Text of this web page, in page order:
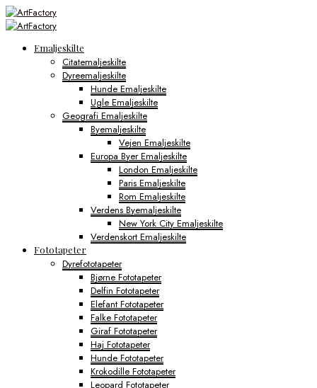
Emaljeskilte
Citatemaljeskilte
Dyreemaljeskilte
Hunde Emaljeskilte
Ugle Emaljeskilte
Geografi Emaljeskilte
Byemaljeskilte
Vejen Emaljeskilte
Europa Byer Emaljeskilte
London Emaljeskilte
Paris Emaljeskilte
Rom Emaljeskilte
Verdens Byemaljeskilte
New York City Emaljeskilte
Verdenskort Emaljeskilte
Fototapeter
Dyrefototapeter
Bjørne Fototapeter
Delfin Fototapeter
Elefant Fototapeter
Falke Fototapeter
Giraf Fototapeter
Haj Fototapeter
Hunde Fototapeter
Krokodille Fototapeter
Leopard Fototapeter